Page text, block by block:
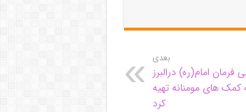
بعدی
فرمان امام(ره) درالبرز
کمک های مومنانه تهیه
کرد